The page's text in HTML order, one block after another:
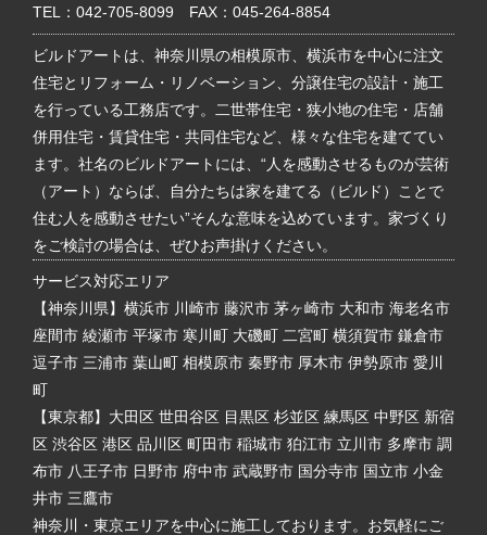
TEL： 042-705-8099 FAX：045-264-8854
ビルドアートは、神奈川県の相模原市、横浜市を中心に注文
住宅とリフォーム・リノベーション、分譲住宅の設計・施工
を行っている工務店です。二世帯住宅・狭小地の住宅・店舗
併用住宅・賃貸住宅・共同住宅など、様々な住宅を建ててい
ます。社名のビルドアートには、“人を感動させるものが芸術
（アート）ならば、自分たちは家を建てる（ビルド）ことで
住む人を感動させたい”そんな意味を込めています。家づくり
をご検討の場合は、ぜひお声掛けください。
サービス対応エリア
【神奈川県】横浜市 川崎市 藤沢市 茅ヶ崎市 大和市 海老名市
座間市 綾瀬市 平塚市 寒川町 大磯町 二宮町 横須賀市 鎌倉市
逗子市 三浦市 葉山町 相模原市 秦野市 厚木市 伊勢原市 愛川
町
【東京都】大田区 世田谷区 目黒区 杉並区 練馬区 中野区 新宿
区 渋谷区 港区 品川区 町田市 稲城市 狛江市 立川市 多摩市 調
布市 八王子市 日野市 府中市 武蔵野市 国分寺市 国立市 小金
井市 三鷹市
神奈川・東京エリアを中心に施工しております。お気軽にご